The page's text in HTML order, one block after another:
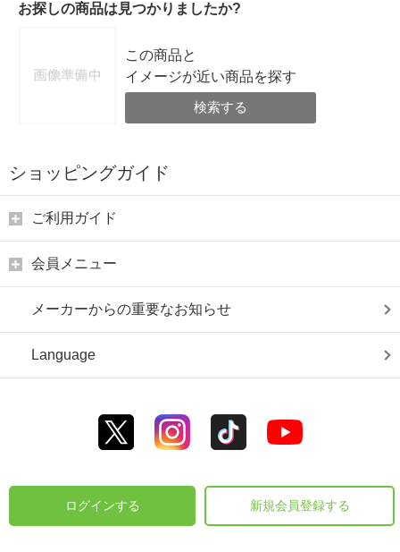
お探しの商品は見つかりましたか?
この商品と
イメージが近い商品を探す
検索する
ショッピングガイド
ご利用ガイド
会員メニュー
メーカーからの重要なお知らせ
Language
ログインする 新規会員登録する